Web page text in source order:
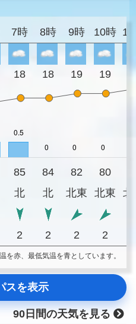
7時 8時 9時 10時
18 18 19 19
85 84 82 80
北 北 北東 北東 北
2 2 2 2
赤、最低気温を青としています。
スを表示
90日間の天気を見る